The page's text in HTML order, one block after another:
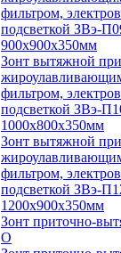
фильтром,
подсветкой ЗВэ-
900х900х350мм
Зонт вытяжной
фильтром,
подсветкой ЗВэ-
1000х800х350мм
Зонт вытяжной
фильтром,
подсветкой ЗВэ-
1200х900х350мм
Зонт приточно-
О